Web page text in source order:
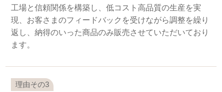
工場と信頼関係を構築し、低コスト高品質の生産を実
現、お客さまのフィードバックを受けながら調整を繰り
返し、納得のいった商品のみ販売させていただいており
ます。